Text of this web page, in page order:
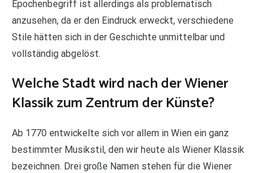
Epochenbegriff ist allerdings als problematisch
anzusehen, da er den Eindruck erweckt, verschiedene
Stile hätten sich in der Geschichte unmittelbar und
vollständig abgelöst.
Welche Stadt wird nach der Wiener
Klassik zum Zentrum der Künste?
Ab 1770 entwickelte sich vor allem in Wien ein ganz
bestimmter Musikstil, den wir heute als Wiener Klassik
bezeichnen. Drei große Namen stehen für die Wiener